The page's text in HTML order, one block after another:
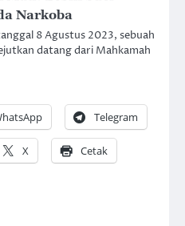
Narkoba
8 Agustus 2023, sebuah
datang dari Mahkamah
Telegram
X Cetak